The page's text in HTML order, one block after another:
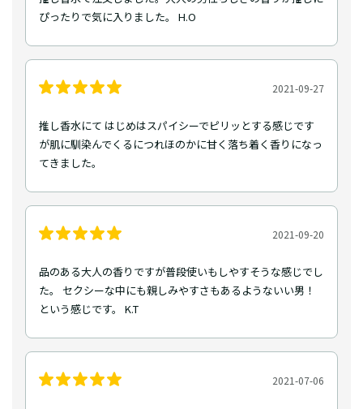
ぴったりで気に入りました。 H.O
2021-09-27
推し香水にて はじめはスパイシーでピリッとする感じです
が肌に馴染んでくるにつれほのかに甘く落ち着く香りになっ
てきました。
2021-09-20
品のある大人の香りですが普段使いもしやすそうな感じでし
た。 セクシーな中にも親しみやすさもあるようないい男！
という感じです。 K.T
2021-07-06